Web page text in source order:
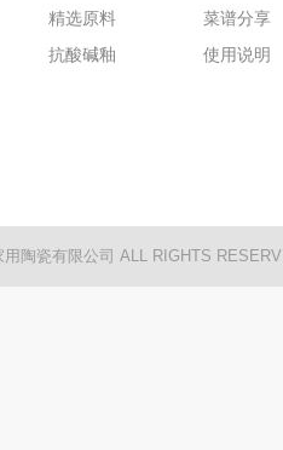
精选原料
抗酸碱釉
菜谱分享
使用说明
陶瓷有限公司 ALL RIGHTS